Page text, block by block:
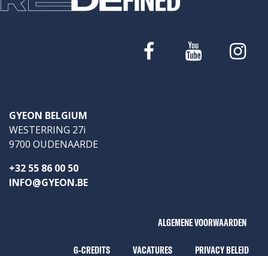
GYEON BELGIUM
WESTERRING 27i
9700 OUDENAARDE
+32 55 86 00 50
INFO@GYEON.BE
ALGEMENE VOORWAARDEN
G-CREDITS VACATURES PRIVACY BELEID